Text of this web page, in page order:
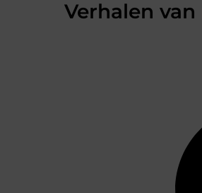
Verhalen van